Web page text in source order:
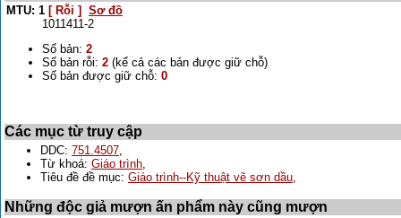
MTU: 1 [ Rỗi ] Sơ đồ
1011411-2
Số bản: 2
Số bản rỗi: 2 (kể cả các bản được giữ chỗ)
Số bản được giữ chỗ: 0
Các mục từ truy cập
DDC: 751.4507,
Từ khoá: Giáo trình,
Tiêu đề đề mục: Giáo trình--Kỹ thuật vẽ sơn dầu,
Những độc giả mượn ấn phẩm này cũng mượn